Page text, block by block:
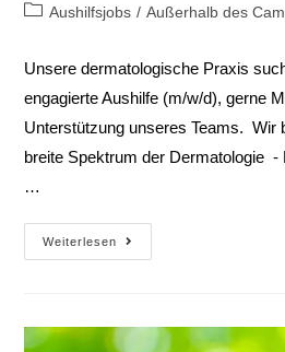
Aushilfsjobs / Außerhalb des
Unsere dermatologische Praxis
engagierte Aushilfe (m/w/d), gerne
Unterstützung unseres Teams. Wir
breite Spektrum der Dermatologie -
…
Weiterlesen